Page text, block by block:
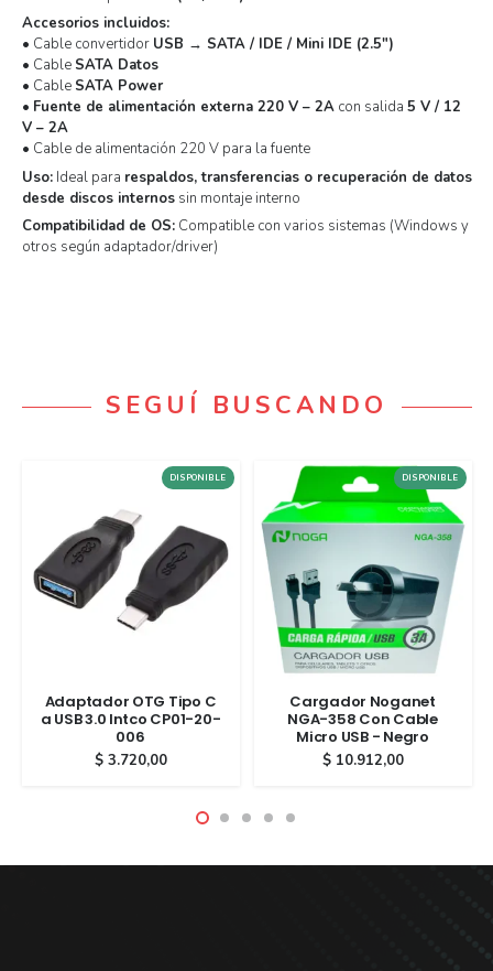
Accesorios incluidos:
• Cable convertidor USB → SATA / IDE / Mini IDE (2.5″)
• Cable SATA Datos
• Cable SATA Power
• Fuente de alimentación externa 220 V – 2Acon salida 5 V / 12
V – 2A
• Cable de alimentación 220 V para la fuente
Uso:Ideal para respaldos, transferencias o recuperación de datos
desde discos internossin montaje interno
Compatibilidad de OS:Compatible con varios sistemas (Windows y
otros según adaptador/driver)
SEGUÍ BUSCANDO
DISPONIBLE
Adaptador OTG Tipo C
a USB 3.0 Intco CP01-20-
006
$3.720,00
DISPONIBLE
Cargador Noganet
NGA-358 Con Cable
Micro USB - Negro
$10.912,00